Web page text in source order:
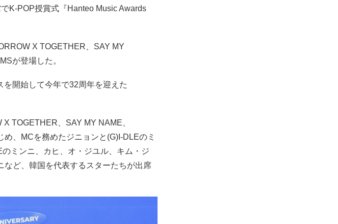
K-POP授賞式『Hanteo Music Awards
X TOGETHER、SAY MY
が登場した。
を開始して今年で32周年を迎えた
TOGETHER、SAY MY NAME、
、MCを務めたジニョンと(G)I-DLEのミ
ミンニ、カヒ、オ・ジユル、キム・ジ
など、韓国を代表するスターたちが出席